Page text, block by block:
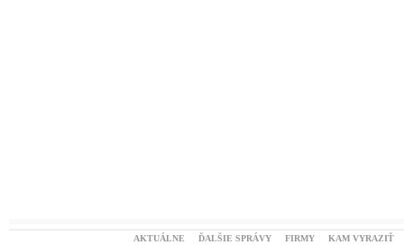
AKTUÁLNE ĎALŠIE SPRÁVY FIRMY KAM VYRAZIŤ